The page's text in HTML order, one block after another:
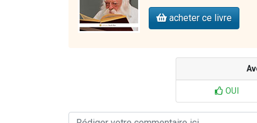
acheter ce livre
OUI